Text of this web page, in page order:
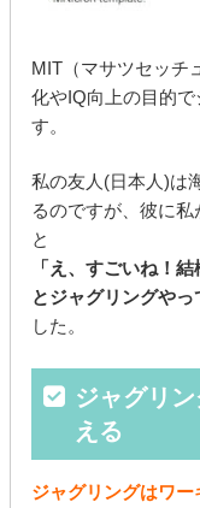
MIT（マサツセッチ
化やIQ向上の目的
す。
私の友人(日本人)は
るのですが、彼に
と
「え、すごいね！
とジャグリングやっ
した。
ジャグリ
える
ジャグリングはワ